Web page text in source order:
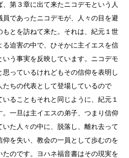
、第３章に出て来たニコデモという人
員であったニコデモが、人々の目を避
もとを訪ねて来た。それは、紀元１世
迫害の中で、ひそかに主イエスを信
いう事実を反映しています。ニコデモ
っているけれどもその信仰を表明し
ちの代表として登場しているので
ることもそれと同じように、紀元１
一旦は主イエスの弟子、つまり信仰
た人々の中に、脱落し、離れ去って
を失い、教会の一員として歩むのを
のです。ヨハネ福音書はその現実を